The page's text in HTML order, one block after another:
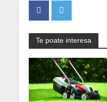
Te poate interesa